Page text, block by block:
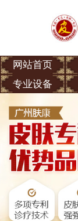
网站首页
专业设备